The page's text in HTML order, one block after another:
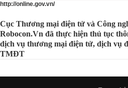
http://online.gov.vn/
Cục Thương mại điện tử và Công
Robocon.Vn đã thực hiện thủ tục
dịch vụ thương mại điện tử, dịch vụ
TMĐT